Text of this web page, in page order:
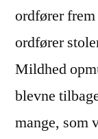
ordfører
ordfører
Mildhed
blevne
mange, som